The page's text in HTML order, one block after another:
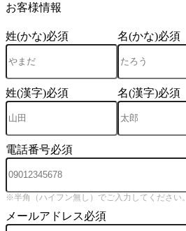
お客様情報
姓(かな)必須 名(かな)必須
姓(漢字)必須 名(漢字)必須
電話番号必須
※半角（ハイフン無し）でご入力してください。
メールアドレス必須